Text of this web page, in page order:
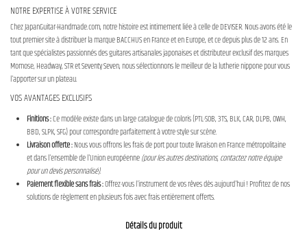
NOTRE EXPERTISE À VOTRE SERVICE
Chez JapanGuitar-Handmade.com, notre histoire est intimement liée à celle de DEVISER. Nous avons été le
tout premier site à distribuer la marque BACCHUS en France et en Europe, et ce depuis plus de 12 ans. En
tant que spécialistes passionnés des guitares artisanales japonaises et distributeur exclusif des marques
Momose, Headway, STR et Seventy Seven, nous sélectionnons le meilleur de la lutherie nippone pour vous
l'apporter sur un plateau.
VOS AVANTAGES EXCLUSIFS
Finitions :Ce modèle existe dans un large catalogue de coloris (PTL-SOB, 3TS, BLK, CAR, DLPB, OWH,
BBD, SLPK, SFG) pour correspondre parfaitement à votre style sur scène.
Livraison offerte :Nous vous offrons les frais de port pour toute livraison en France métropolitaine
et dans l'ensemble de l'Union européenne(pour les autres destinations, contactez notre équipe
pour un devis personnalisé).
Paiement flexible sans frais :Offrez-vous l'instrument de vos rêves dès aujourd'hui ! Profitez de nos
solutions de règlement en plusieurs fois avec frais entièrement offerts.
Détails du produit